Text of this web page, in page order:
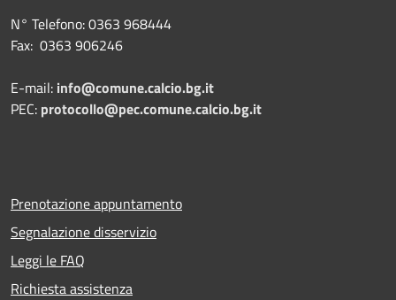
N° Telefono: 0363 968444
Fax: 0363 906246
E-mail: info@comune.calcio.bg.it
PEC: protocollo@pec.comune.calcio.bg.it
Prenotazione appuntamento
Segnalazione disservizio
Leggi le FAQ
Richiesta assistenza